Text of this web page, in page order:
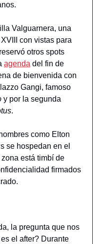
Valguarnera, una
con vistas para
otros spots
agenda del fin de
de bienvenida con
Gangi, famoso
y por la segunda
.
como Elton
se hospedan en el
está timbí de
firmados
la pregunta que nos
el after? Durante